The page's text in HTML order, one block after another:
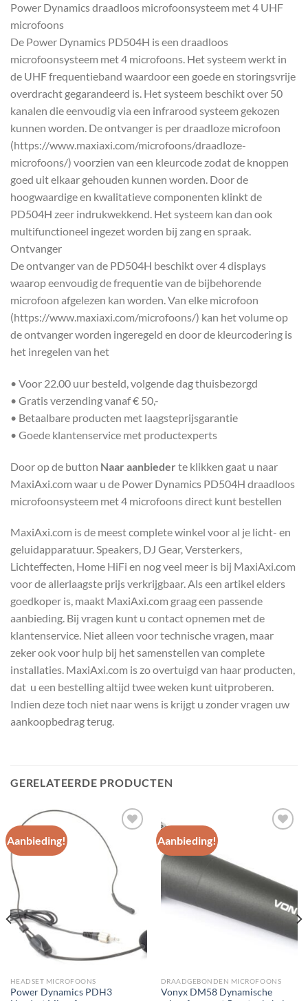
Power Dynamics draadloos microfoonsysteem met 4 UHF
microfoons
De Power Dynamics PD504H is een draadloos
microfoonsysteem met 4 microfoons. Het systeem werkt in
de UHF frequentieband waardoor een goede en storingsvrije
overdracht gegarandeerd is. Het systeem beschikt over 50
kanalen die eenvoudig via een infrarood systeem gekozen
kunnen worden. De ontvanger is per draadloze microfoon
(https://www.maxiaxi.com/microfoons/draadloze-
microfoons/) voorzien van een kleurcode zodat de knoppen
goed uit elkaar gehouden kunnen worden. Door de
hoogwaardige en kwalitatieve componenten klinkt de
PD504H zeer indrukwekkend. Het systeem kan dan ook
multifunctioneel ingezet worden bij zang en spraak.
Ontvanger
De ontvanger van de PD504H beschikt over 4 displays
waarop eenvoudig de frequentie van de bijbehorende
microfoon afgelezen kan worden. Van elke microfoon
(https://www.maxiaxi.com/microfoons/) kan het volume op
de ontvanger worden ingeregeld en door de kleurcodering is
het inregelen van het
• Voor 22.00 uur besteld, volgende dag thuisbezorgd
• Gratis verzending vanaf € 50,-
• Betaalbare producten met laagsteprijsgarantie
• Goede klantenservice met productexperts
Door op de button Naar aanbieder te klikken gaat u naar
MaxiAxi.com waar u de Power Dynamics PD504H draadloos
microfoonsysteem met 4 microfoons direct kunt bestellen
MaxiAxi.com is de meest complete winkel voor al je licht- en
geluidapparatuur. Speakers, DJ Gear, Versterkers,
Lichteffecten, Home HiFi en nog veel meer is bij MaxiAxi.com
voor de allerlaagste prijs verkrijgbaar. Als een artikel elders
goedkoper is, maakt MaxiAxi.com graag een passende
aanbieding. Bij vragen kunt u contact opnemen met de
klantenservice. Niet alleen voor technische vragen, maar
zeker ook voor hulp bij het samenstellen van complete
installaties. MaxiAxi.com is zo overtuigd van haar producten,
dat u een bestelling altijd twee weken kunt uitproberen.
Indien deze toch niet naar wens is krijgt u zonder vragen uw
aankoopbedrag terug.
GERELATEERDE PRODUCTEN
Aanbieding!
Toevoegen
aan
wenslijst
HEADSET MICROFOONS
Power Dynamics PDH3
Aanbieding!
wenslijst
DRAADGEBONDEN MICROFOONS
Vonyx DM58 Dynamische